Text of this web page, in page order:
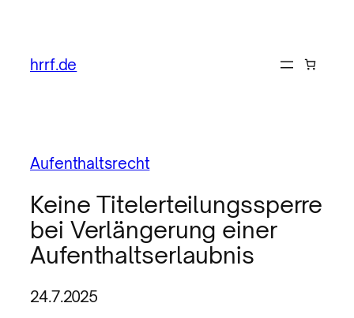
hrrf.de
Aufenthaltsrecht
Keine Titelerteilungssperre
bei Verlängerung einer
Aufenthaltserlaubnis
24.7.2025